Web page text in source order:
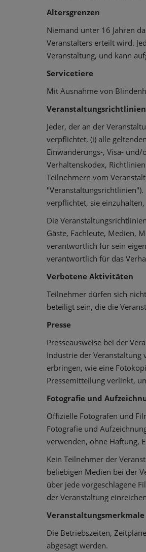
Altersgrenzen
Niemand unter 16 Jahren
Veranstalters erteilt wird.
Veranstaltung, und kann
Servicetiere
Mit Ausnahme von
Veranstaltungsrichtlinien
Jeder, der an der
verpflichtet, (i) alle
Einwanderungs-, Visa-
Verhaltenskodex,
Teilnehmern vom
verpflichtet, sie
Die
Gäste, Fachleute, Medien,
verantwortlich für sein
verantwortlich für das
Verbotene Aktivitäten
Teilnehmer dürfen sich
beteiligt sein, die die
Presse
Presseausweise bei der
Industrie der
erbringen, wie eine
Pressemitteilung verlinkt,
Fotografie und
Offizielle Fotografen und
Fotografie und
verwenden, ohne Haftung,
Kein Teilnehmer der
beliebigen Medien bei der
über jede vorgeschlagene
der Veranstaltung
Veranstaltungsmerkmale
Die Betriebszeiten,
abgesagt werden.